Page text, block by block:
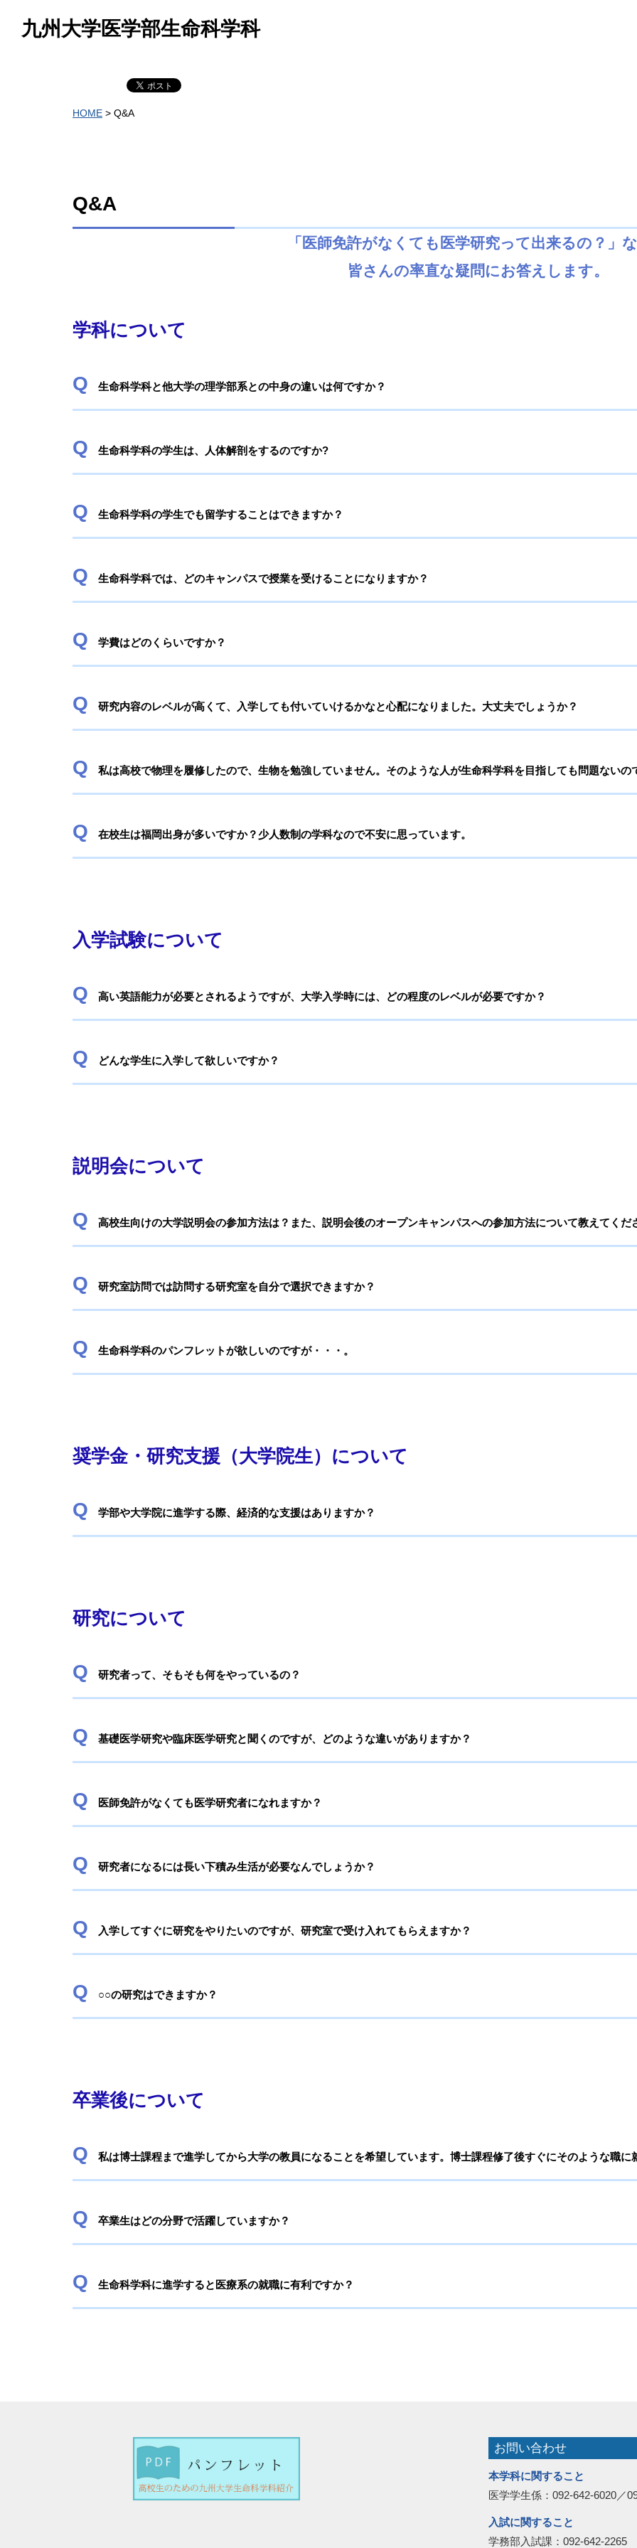
九州大学医学部生命科学科
HOME > Q&A
Q&A
「医師免許がなくても医学研究って出来るの？
皆さんの率直な疑問にお答えします。
学科について
生命科学科と他大学の理学部系との中身の違いは何ですか？
生命科学科の学生は、人体解剖をするのですか?
生命科学科の学生でも留学することはできますか？
生命科学科では、どのキャンパスで授業を受けることになりますか？
学費はどのくらいですか？
研究内容のレベルが高くて、入学しても付いていけるかなと心配になりました。大丈夫でしょうか？
私は高校で物理を履修したので、生物を勉強していません。そのような人が生命科学科を目指しても問題ないの
在校生は福岡出身が多いですか？少人数制の学科なので不安に思っています。
入学試験について
高い英語能力が必要とされるようですが、大学入学時には、どの程度のレベルが必要ですか？
どんな学生に入学して欲しいですか？
説明会について
高校生向けの大学説明会の参加方法は？また、説明会後のオープンキャンパスへの参加方法について教えてくだ
研究室訪問では訪問する研究室を自分で選択できますか？
生命科学科のパンフレットが欲しいのですが・・・。
奨学金・研究支援（大学院生）について
学部や大学院に進学する際、経済的な支援はありますか？
研究について
研究者って、そもそも何をやっているの？
基礎医学研究や臨床医学研究と聞くのですが、どのような違いがありますか？
医師免許がなくても医学研究者になれますか？
研究者になるには長い下積み生活が必要なんでしょうか？
入学してすぐに研究をやりたいのですが、研究室で受け入れてもらえますか？
○○の研究はできますか？
卒業後について
私は博士課程まで進学してから大学の教員になることを希望しています。博士課程修了後すぐにそのような職に
卒業生はどの分野で活躍していますか？
生命科学科に進学すると医療系の就職に有利ですか？
お問い合わせ
本学科に関すること
医学学生係：092-642-6020／
入試に関すること
学務部入試課：092-642-2265